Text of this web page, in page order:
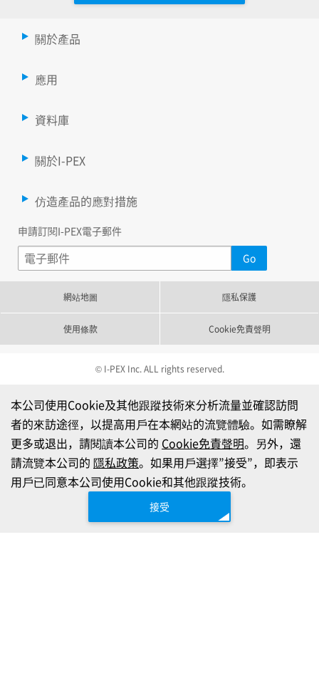
關於產品
應用
資料庫
關於I-PEX
仿造產品的應對措施
申請訂閱I-PEX電子郵件
網站地圖 隱私保護
使用條款 Cookie免責聲明
© I-PEX Inc. ALL rights reserved.
本公司使用Cookie及其他跟蹤技術來分析流量並確認訪問
者的來訪途徑，以提高用戶在本網站的流覽體驗。如需瞭解
更多或退出，請閱讀本公司的 Cookie免責聲明。另外，還
請流覽本公司的 隱私政策。如果用戶選擇”接受”，即表示
用戶已同意本公司使用Cookie和其他跟蹤技術。
接受